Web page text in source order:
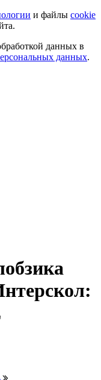
и файлы cookie
данных в
данных.